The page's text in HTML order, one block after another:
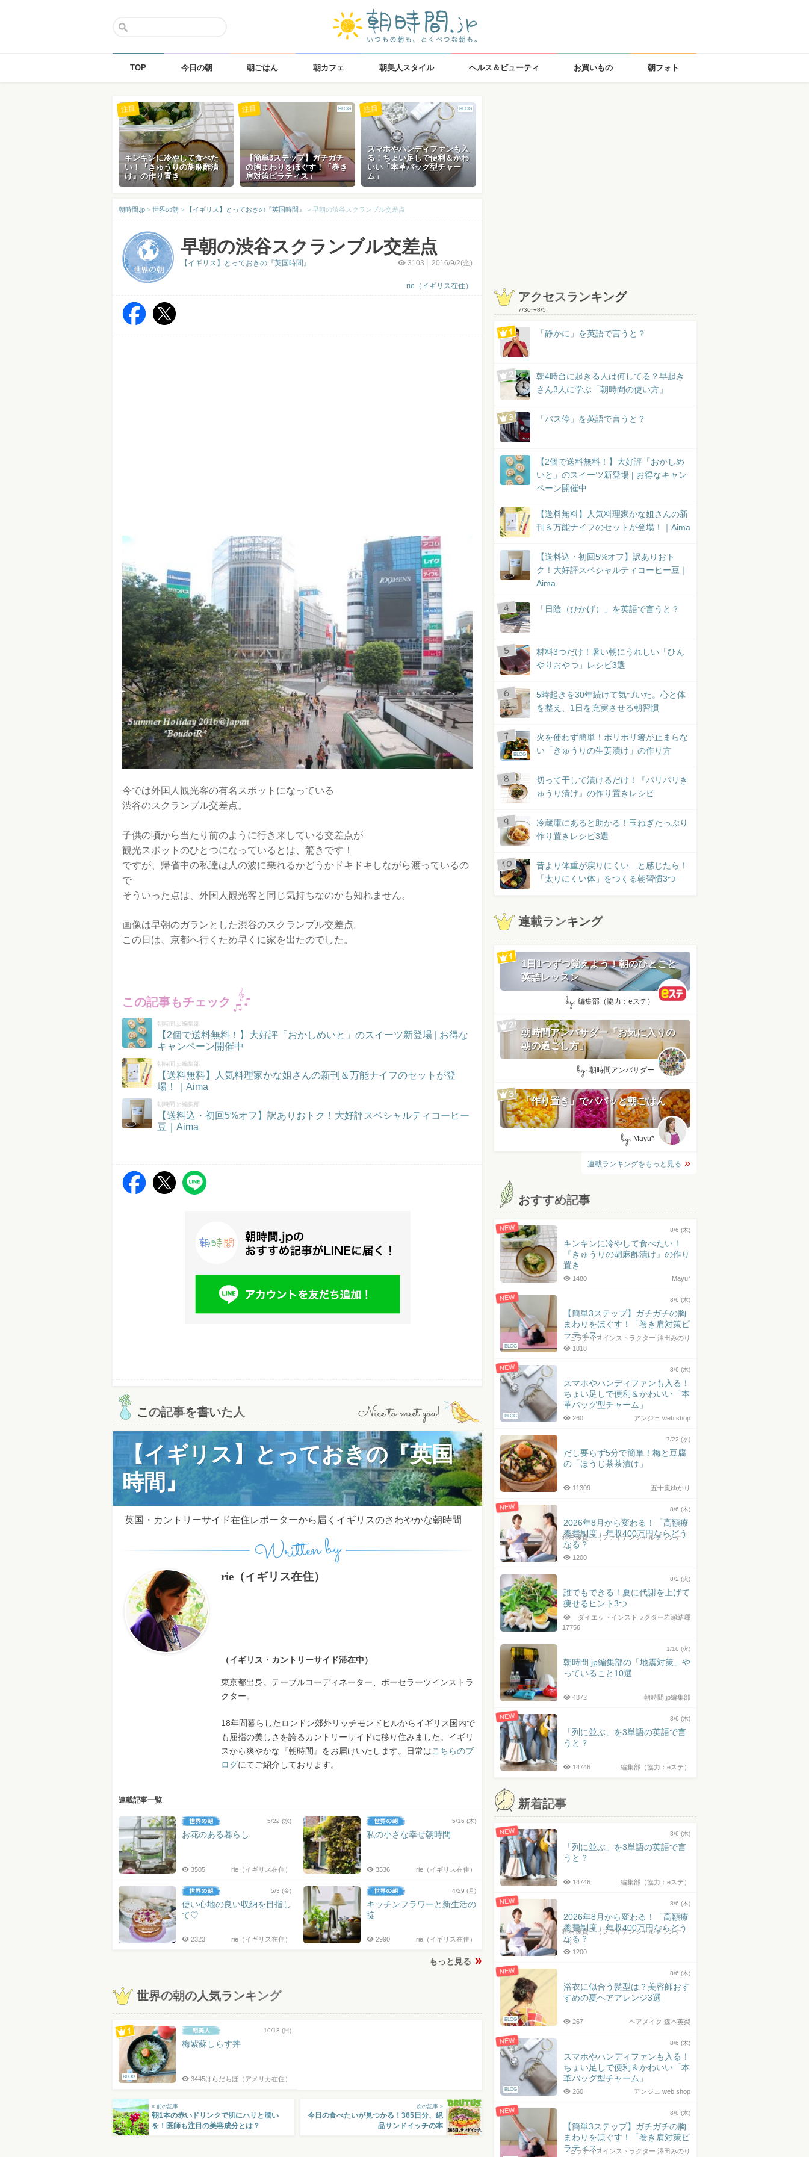
TOP 今日の朝 朝ごはん 朝カフェ 朝美人スタイル ヘルス＆ビューティ お買いもの 朝フォト
キンキンに冷やして食べた
い！『きゅうりの胡麻酢漬
け』の作り置き
注目 BLOG
【簡単3ステップ】ガチガチ
の胸まわりをほぐす！「巻き
肩対策ピラティス」
注目 BLOG
スマホやハンディファンも入
る！ちょい足しで便利＆かわ
いい「本革バッグ型チャー
ム」
注目
朝時間.jp > 世界の朝 > 【イギリス】とっておきの『英国時間』 > 早朝の渋谷スクランブル交差点
早朝の渋谷スクランブル交差点
3103 2016/9/2(金)
rie（イギリス在住）
【イギリス】とっておきの『英国時間』
今では外国人観光客の有名スポットになっている
渋谷のスクランブル交差点。
子供の頃から当たり前のように行き来している交差点が
観光スポットのひとつになっているとは、驚きです！
ですが、帰省中の私達は人の波に乗れるかどうかドキドキしながら渡っているの
で
そういった点は、外国人観光客と同じ気持ちなのかも知れません。
画像は早朝のガランとした渋谷のスクランブル交差点。
この日は、京都へ行くため早くに家を出たのでした。
この記事もチェック
朝時間.jp編集部
【2個で送料無料！】大好評「おかしめいと」のスイーツ新登場 | お得な
キャンペーン開催中
朝時間.jp編集部
【送料無料】人気料理家かな姐さんの新刊＆万能ナイフのセットが登
場！｜Aima
朝時間.jp編集部
【送料込・初回5%オフ】訳ありおトク！大好評スペシャルティコーヒー
豆｜Aima
この記事を書いた人 Nice to meet you!
【イギリス】とっておきの『英国
時間』
英国・カントリーサイド在住レポーターから届くイギリスのさわやかな朝時間
Written by
rie（イギリス在住）
（イギリス・カントリーサイド滞在中）
東京都出身。テーブルコーディネーター、ポーセラーツインストラ
クター。
18年間暮らしたロンドン郊外リッチモンドヒルからイギリス国内で
も屈指の美しさを誇るカントリーサイドに移り住みました。イギリ
スから爽やかな『朝時間』をお届けいたします。日常はこちらのブ
ログにてご紹介しております。
連載記事一覧
5/22 (水)
お花のある暮らし
rie（イギリス在住）
3505
5/16 (木)
私の小さな幸せ朝時間
rie（イギリス在住）
3536
5/3 (金)
使い心地の良い収納を目指し
て♡
rie（イギリス在住）
2323
4/29 (月)
キッチンフラワーと新生活の
掟
rie（イギリス在住）
2990
もっと見る
世界の朝の人気ランキング
BLOG
10/13 (日)
梅紫蘇しらす丼
はらだちほ（アメリカ在住）
3445
« 前の記事
朝1本の赤いドリンクで肌にハリと潤い
を！医師も注目の美容成分とは？
次の記事 »
今日の食べたいが見つかる！365日分、絶
品サンドイッチの本
アクセスランキング
7/30〜8/5
「静かに」を英語で言うと？
朝4時台に起きる人は何してる？早起き
さん3人に学ぶ「朝時間の使い方」
「バス停」を英語で言うと？
【2個で送料無料！】大好評「おかしめ
いと」のスイーツ新登場 | お得なキャン
ペーン開催中
【送料無料】人気料理家かな姐さんの新
刊＆万能ナイフのセットが登場！｜Aima
【送料込・初回5%オフ】訳ありおト
ク！大好評スペシャルティコーヒー豆｜
Aima
「日陰（ひかげ）」を英語で言うと？
材料3つだけ！暑い朝にうれしい「ひん
やりおやつ」レシピ3選
5時起きを30年続けて気づいた。心と体
を整え、1日を充実させる朝習慣
BLOG
火を使わず簡単！ポリポリ箸が止まらな
い「きゅうりの生姜漬け」の作り方
切って干して漬けるだけ！『パリパリき
ゅうり漬け』の作り置きレシピ
冷蔵庫にあると助かる！玉ねぎたっぷり
作り置きレシピ3選
昔より体重が戻りにくい…と感じたら！
「太りにくい体」をつくる朝習慣3つ
連載ランキング
1日1つずつ覚えよう！朝のひとこと
英語レッスン
by: 編集部（協力：eステ）
朝時間アンバサダー「お気に入りの
朝の過ごし方」
by: 朝時間アンバサダー
「作り置き」でパパッと朝ごはん
by: Mayu*
連載ランキングをもっと見る
おすすめ記事
NEW 8/6 (木)
キンキンに冷やして食べたい！
『きゅうりの胡麻酢漬け』の作り
置き
Mayu*
1480
NEW
BLOG
8/6 (木)
【簡単3ステップ】ガチガチの胸
まわりをほぐす！「巻き肩対策ピ
ラティス」
ピラティスインストラクター 澤田みのり
1818
NEW
BLOG
8/6 (木)
スマホやハンディファンも入る！
ちょい足しで便利＆かわいい「本
革バッグ型チャーム」
アンジェ web shop
260
7/22 (水)
だし要らず5分で簡単！梅と豆腐
の「ほうじ茶茶漬け」
五十嵐ゆかり
11309
NEW 8/6 (木)
2026年8月から変わる！「高額療
養費制度」年収400万円ならどう
なる？
稲村優貴子（ファイナンシャルプランナ
ー）
1200
8/2 (火)
誰でもできる！夏に代謝を上げて
痩せるヒント3つ
ダイエットインストラクター岩瀬結暉
17756
1/16 (火)
朝時間.jp編集部の「地震対策」や
っていること10選
朝時間.jp編集部
4872
NEW 8/6 (木)
「列に並ぶ」を3単語の英語で言
うと？
編集部（協力：eステ）
14746
新着記事
NEW 8/6 (木)
「列に並ぶ」を3単語の英語で言
うと？
編集部（協力：eステ）
14746
NEW 8/6 (木)
2026年8月から変わる！「高額療
養費制度」年収400万円ならどう
なる？
稲村優貴子（ファイナンシャルプランナ
ー）
1200
NEW
BLOG
8/6 (木)
浴衣に似合う髪型は？美容師おす
すめの夏ヘアアレンジ3選
ヘアメイク 森本英梨
267
NEW
BLOG
8/6 (木)
スマホやハンディファンも入る！
ちょい足しで便利＆かわいい「本
革バッグ型チャーム」
アンジェ web shop
260
NEW 8/6 (木)
【簡単3ステップ】ガチガチの胸
まわりをほぐす！「巻き肩対策ピ
ラティス」
ピラティスインストラクター 澤田みのり